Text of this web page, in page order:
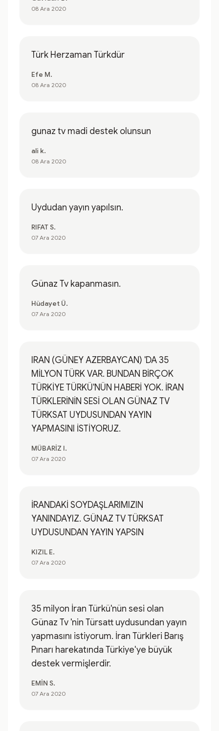
08 Ara 2020
Türk Herzaman Türkdür
Efe M.
08 Ara 2020
gunaz tv madi destek olunsun
ali k.
08 Ara 2020
Uydudan yayın yapılsın.
RIFAT S.
07 Ara 2020
Günaz Tv kapanmasın.
Hüdayet Ü.
07 Ara 2020
IRAN (GÜNEY AZERBAYCAN) 'DA 35
MİLYON TÜRK VAR. BUNDAN BİRÇOK
TÜRKİYE TÜRKÜ'NÜN HABERİ YOK. İRAN
TÜRKLERİNİN SESİ OLAN GÜNAZ TV
TÜRKSAT UYDUSUNDAN YAYIN
YAPMASINI İSTİYORUZ.
MÜBARİZ I.
07 Ara 2020
İRANDAKİ SOYDAŞLARIMIZIN
YANINDAYIZ. GÜNAZ TV TÜRKSAT
UYDUSUNDAN YAYIN YAPSIN
KIZIL E.
07 Ara 2020
35 milyon İran Türkü'nün sesi olan
Günaz Tv 'nin Türsatt uydusundan yayın
yapmasını istiyorum. İran Türkleri Barış
Pınarı harekatında Türkiye'ye büyük
destek vermişlerdir.
EMİN S.
07 Ara 2020